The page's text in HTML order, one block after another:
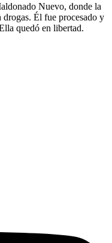
Nuevo, donde la
Él fue procesado y
quedó en libertad.